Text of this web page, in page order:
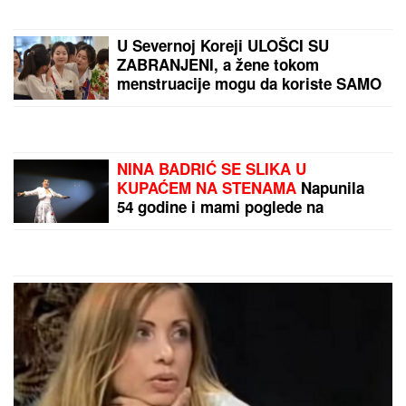
ZBOG DIJAGNOZE JE MESECIMA
BILA U KREVETU
pokazala kako prima INFUZIJU, pa
otkrila u kakvom je trenutno stanju -
ovih dana prodaje i kuću